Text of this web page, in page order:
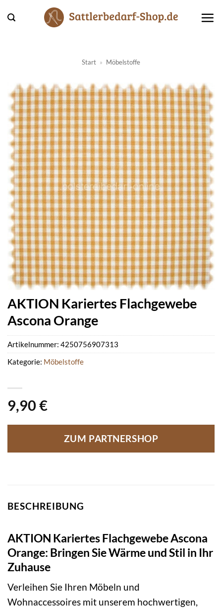
Inhalt
Start » Möbelstoffe
AKTION Kariertes Flachgewebe
Ascona Orange
9,90 €
ZUM PARTNERSHOP
Artikelnummer: 4250756907313
Kategorie: Möbelstoffe
BESCHREIBUNG
AKTION Kariertes Flachgewebe Ascona
Orange: Bringen Sie Wärme und Stil in Ihr
Zuhause
Verleihen Sie Ihren Möbeln und
Wohnaccessoires mit unserem hochwertigen,